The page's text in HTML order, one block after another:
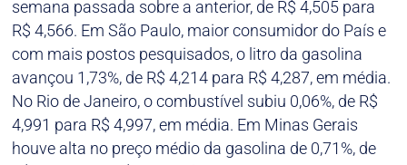
semana passada sobre a anterior, de R$ 4,505 para
R$ 4,566. Em São Paulo, maior consumidor do País e
com mais postos pesquisados, o litro da gasolina
avançou 1,73%, de R$ 4,214 para R$ 4,287, em média.
No Rio de Janeiro, o combustível subiu 0,06%, de R$
4,991 para R$ 4,997, em média. Em Minas Gerais
houve alta no preço médio da gasolina de 0,71%, de